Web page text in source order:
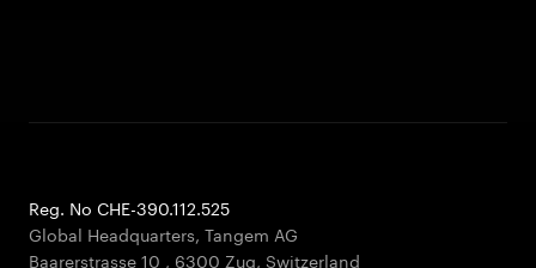
Reg. No CHE-390.112.525
Global Headquarters, Tangem AG
Baarerstrasse 10 , 6300 Zug, Switzerland